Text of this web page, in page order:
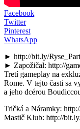
Facebook
Twitter
Pinterest
WhatsApp
► http://bit.ly/
► Zapožičal: http://
Tretí gameplay na
Rome. V tejto časti sa
a jeho dcérou
Tričká a Náramky:
Mastič Klub: http://